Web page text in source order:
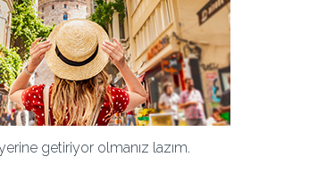
getiriyor olmanız lazım.